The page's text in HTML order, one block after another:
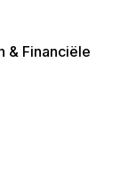
& Financiële